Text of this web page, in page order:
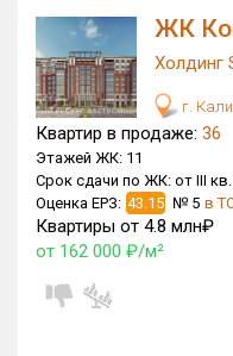
ЖК
Холдинг
г.
Квартир в продаже: 36
Этажей ЖК: 11
Срок сдачи по ЖК: от III
Оценка ЕРЗ: 43.15 № 5 в
Квартиры от 4.8 млн₽
от 162 000 ₽/м²